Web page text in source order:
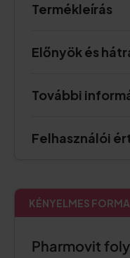
Termékleírás
Előnyök és
További
Felhasználói
KÉNYELMES FORMA
Pharmovit